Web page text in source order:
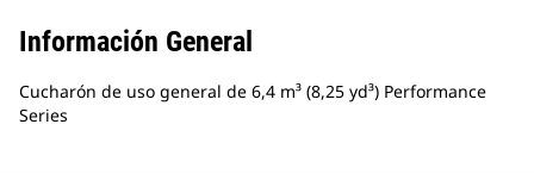
Información General
Cucharón de uso general de 6,4 m³ (8,25 yd³) Performance
Series